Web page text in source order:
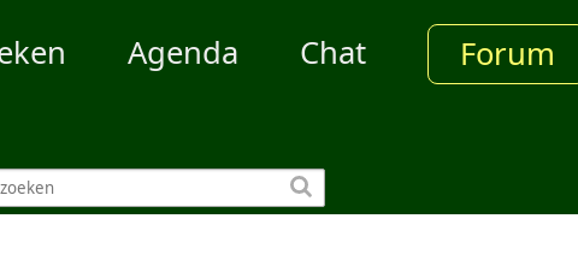
Agenda Chat Forum